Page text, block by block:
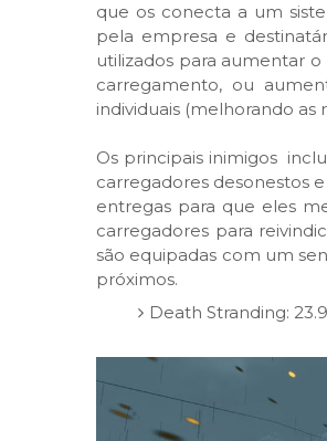
que os conecta a um
pela empresa e
utilizados ​​para aumentar
carregamento, ou
individuais (melhorando as
Os principais inimigos
carregadores desonestos
entregas para que eles
carregadores para
são equipadas com um
próximos.
Death Stranding: